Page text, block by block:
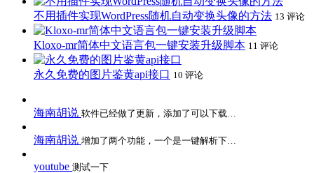
不用插件实现WordPress随机自动变换头像的方法 13 评论
Kloxo-mr简体中文语言包一键安装升级脚本 11 评论
永久免费的图片鉴黄api接口 10 评论
海南胡说 软件已经做了更新，添加了可以下载…
海南胡说 增加了两个功能，一个是一键解析下…
youtube 测试一下